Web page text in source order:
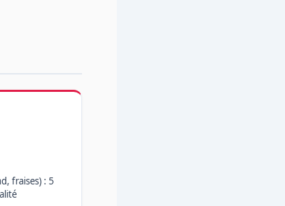
fraises) : 5